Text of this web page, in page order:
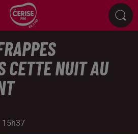
CETTE NUIT AU
15h37